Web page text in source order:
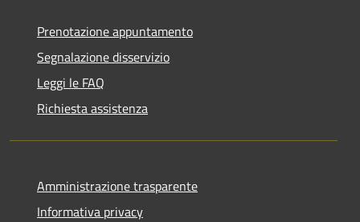
Prenotazione appuntamento
Segnalazione disservizio
Leggi le FAQ
Richiesta assistenza
Amministrazione trasparente
Informativa privacy